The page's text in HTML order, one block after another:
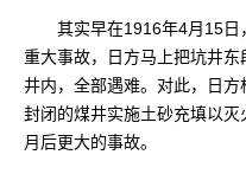
其实早在1916年4月15日
重大事故，日方马上把坑井
井内，全部遇难。对此，日
封闭的煤井实施土砂充填以
月后更大的事故。